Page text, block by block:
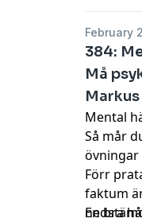
February
384:
Må
Mental
Så mår
övningar
Förr
faktum
En bra